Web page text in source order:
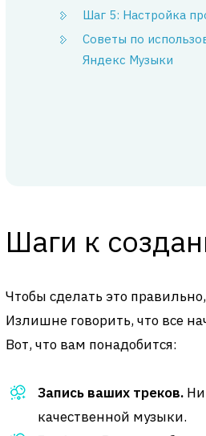
Шаг 5: Настройка
Советы по
Яндекс Музыки
Шаги к
Чтобы сделать это
Излишне говорить, что все
Вот, что вам понадобится:
Запись ваших треков.
качественной музыки.